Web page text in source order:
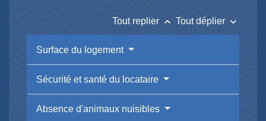
Tout replier keyboard_arrow_up Tout déplier keyboard_arrow_down
Surface du logement
Sécurité et santé du locataire
Absence d'animaux nuisibles